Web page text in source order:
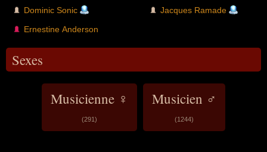
Dominic Sonic
Ernestine Anderson
Jacques Ramade
Sexes
Musicienne ♀
(291)
Musicien ♂
(1244)